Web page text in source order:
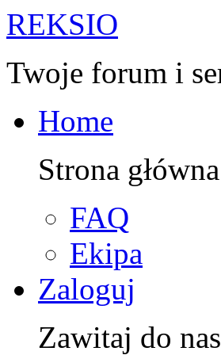
REKSIO
Twoje forum i
Home
Strona główna
FAQ
Ekipa
Zaloguj
Zawitaj do nas